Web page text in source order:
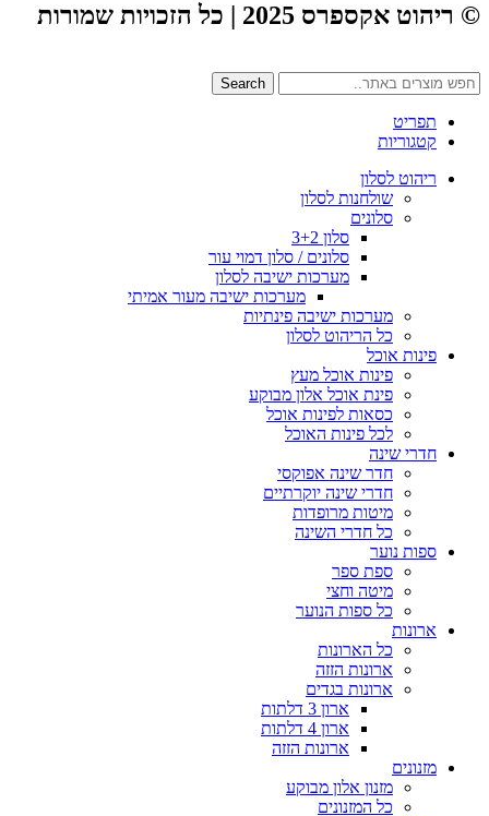
© ריהוט אקספרס 2025 | כל הזכויות שמורות
Search
תפריט
קטגוריות
ריהוט לסלון
שולחנות לסלון
סלונים
סלון 3+2
סלונים / סלון דמוי עור
מערכות ישיבה לסלון
מערכות ישיבה מעור אמיתי
מערכות ישיבה פינתיות
כל הריהוט לסלון
פינות אוכל
פינות אוכל מעץ
פינת אוכל אלון מבוקע
כסאות לפינות אוכל
לכל פינות האוכל
חדרי שינה
חדר שינה אפוקסי
חדרי שינה יוקרתיים
מיטות מרופדות
כל חדרי השינה
ספות נוער
ספת ספר
מיטה וחצי
כל ספות הנוער
ארונות
כל הארונות
ארונות הזזה
ארונות בגדים
ארון 3 דלתות
ארון 4 דלתות
ארונות הזזה
מזנונים
מזנון אלון מבוקע
כל המזנונים